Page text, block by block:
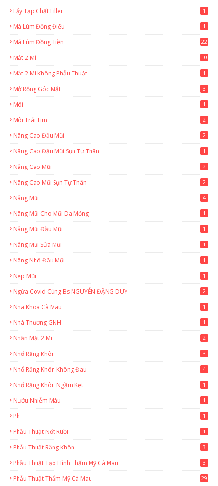
Lấy Tạp Chất Filler 1
Má Lúm Đồng Điếu 1
Má Lúm Đồng Tiền 22
Mắt 2 Mí 10
Mắt 2 Mí Không Phẫu Thuật 1
Mở Rộng Góc Mắt 3
Môi 1
Môi Trái Tim 2
Nâng Cao Đầu Mũi 2
Nâng Cao Đầu Mũi Sụn Tự Thân 1
Nâng Cao Mũi 2
Nâng Cao Mũi Sụn Tự Thân 2
Nâng Mũi 4
Nâng Mũi Cho Mũi Da Mỏng 1
Nâng Mũi Đầu Mũi 1
Nâng Mũi Sửa Mũi 1
Nâng Nhô Đầu Mũi 1
Nẹp Mũi 1
Ngừa Covid Cùng Bs NGUYỄN ĐẶNG DUY 2
Nha Khoa Cà Mau 1
Nhà Thương GNH 1
Nhấn Mắt 2 Mí 2
Nhổ Răng Khôn 3
Nhổ Răng Khôn Không Đau 4
Nhổ Răng Khôn Ngầm Kẹt 1
Nướu Nhiễm Màu 1
Ph 1
Phẫu Thuật Nốt Ruồi 1
Phẫu Thuật Răng Khôn 3
Phẫu Thuật Tạo Hình Thẩm Mỹ Cà Mau 3
Phẫu Thuật Thẩm Mỹ Cà Mau
29